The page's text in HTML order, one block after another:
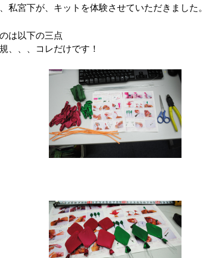
私宮下が、キットを体験させていただきました。
は以下の三点
、、、コレだけです！